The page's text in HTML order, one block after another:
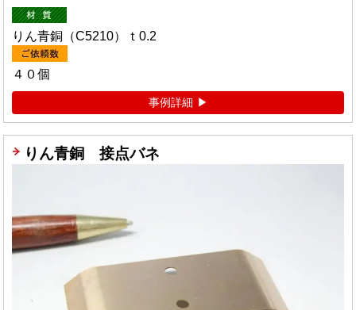
りん青銅（C5210）ｔ0.2
４０個
事例詳細
りん青銅 接点バネ